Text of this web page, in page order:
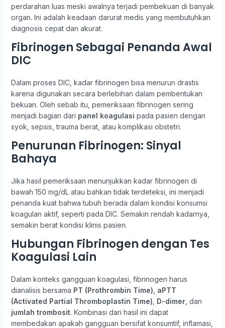
perdarahan luas meski awalnya terjadi pembekuan di banyak
organ. Ini adalah keadaan darurat medis yang membutuhkan
diagnosis cepat dan akurat.
Fibrinogen Sebagai Penanda Awal
DIC
Dalam proses DIC, kadar fibrinogen bisa menurun drastis
karena digunakan secara berlebihan dalam pembentukan
bekuan. Oleh sebab itu, pemeriksaan fibrinogen sering
menjadi bagian dari panel koagulasi pada pasien dengan
syok, sepsis, trauma berat, atau komplikasi obstetri.
Penurunan Fibrinogen: Sinyal
Bahaya
Jika hasil pemeriksaan menunjukkan kadar fibrinogen di
bawah 150 mg/dL atau bahkan tidak terdeteksi, ini menjadi
penanda kuat bahwa tubuh berada dalam kondisi konsumsi
koagulan aktif, seperti pada DIC. Semakin rendah kadarnya,
semakin berat kondisi klinis pasien.
Hubungan Fibrinogen dengan Tes
Koagulasi Lain
Dalam konteks gangguan koagulasi, fibrinogen harus
dianalisis bersama PT (Prothrombin Time) aPTT
(Activated Partial Thromboplastin Time) D-dimer, dan
jumlah trombosit. Kombinasi dari hasil ini dapat
membedakan apakah gangguan bersifat konsumtif, inflamasi,